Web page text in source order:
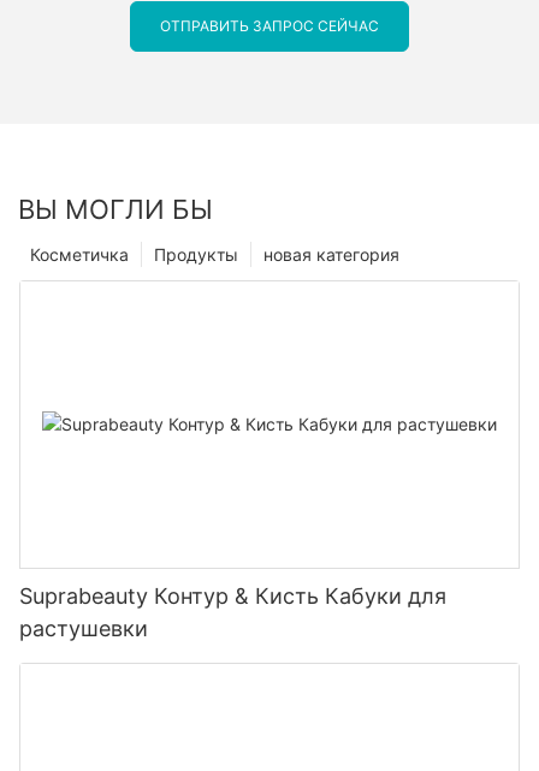
ОТПРАВИТЬ ЗАПРОС СЕЙЧАС
ВЫ МОГЛИ БЫ
новая категория
Продукты
Косметичка
Suprabeauty Контур & Кисть Кабуки для
растушевки